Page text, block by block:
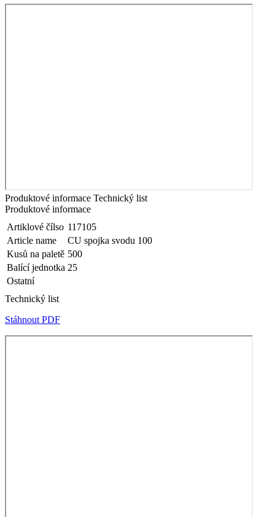
Produktové informace Technický list
Produktové informace
Artiklové čílso 117105
Article name
CU spojka svodu 100
Kusů na paletě 500
Balící jednotka 25
Ostatní
Technický list
Stáhnout PDF